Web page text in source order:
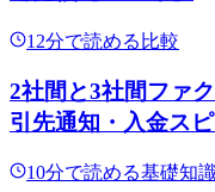
12分で読める 比較
2社間と3社間ファ
引先通知・入金ス
10分で読める基礎知